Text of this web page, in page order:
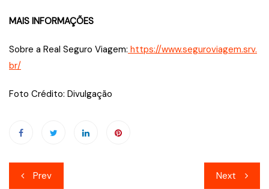
MAIS INFORMAÇÕES
Sobre a Real Seguro Viagem: https://www.seguroviagem.srv.
br/
Foto Crédito: Divulgação
Navegação
Prev Next